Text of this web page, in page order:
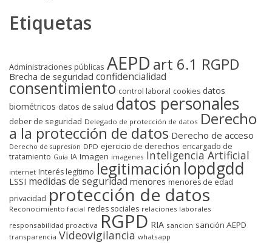
Etiquetas
Administraciones públicas AEPD art 6.1 RGPD
Brecha de seguridad confidencialidad
consentimiento control laboral cookies datos
biométricos datos de salud datos personales
deber de seguridad Delegado de protección de datos Derecho
a la protección de datos Derecho de acceso
Derecho de supresion DPD ejercicio de derechos encargado de
tratamiento Guía IA Imagen imagenes Inteligencia Artificial
internet Interés legítimo legitimación lopdgdd
LSSI medidas de seguridad menores menores de edad
privacidad protección de datos
Reconocimiento facial redes sociales relaciones laborales
responsabilidad proactiva RGPD RIA sancion sanción AEPD
transparencia Videovigilancia whatsapp